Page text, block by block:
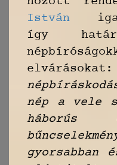
István
így
nép a vele
háborús
gyorsabban